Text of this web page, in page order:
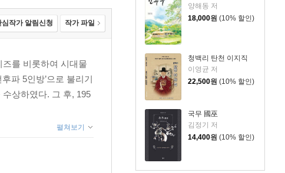
양해동 저
18,000원 (10% 할인)
청백리 탄천 이지직
이영균 저
22,500원 (10% 할인)
국무 國巫
김정기 저
14,400원 (10% 할인)
심작가 알림신청 작가 파일
즈를 비롯하여 시대물
파 5인방’으로 불리기
상하였다. 그 후, 195
펼쳐보기